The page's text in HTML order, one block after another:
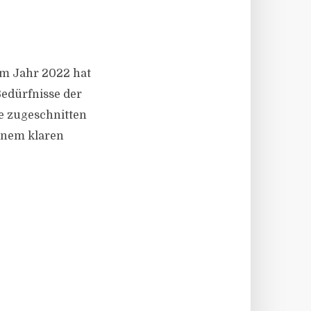
Jahr 2022 hat
der
zugeschnitten
klaren